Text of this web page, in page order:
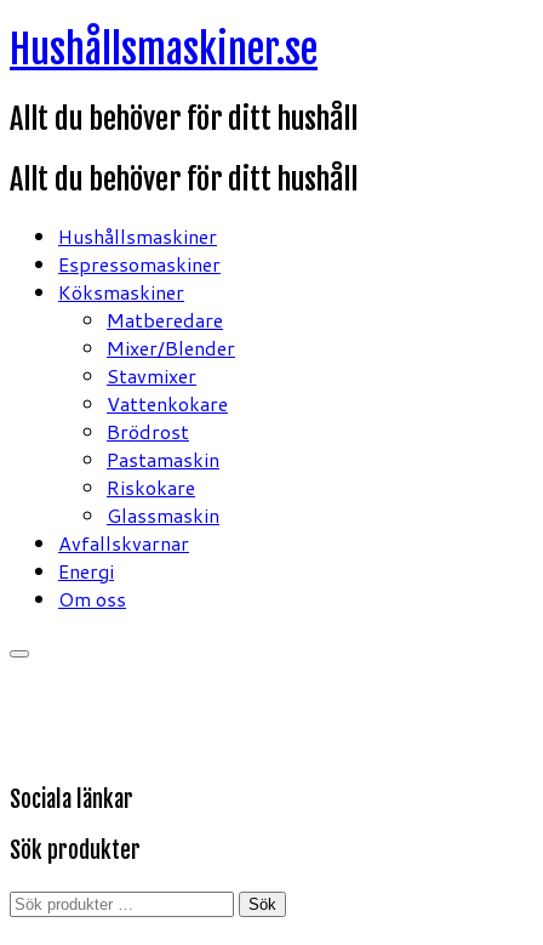
Hoppa
till
Hushållsmaskiner.se
Allt du behöver för ditt hushåll
Allt du behöver för ditt hushåll
Hushållsmaskiner
Espressomaskiner
Köksmaskiner
Matberedare
Mixer/Blender
Stavmixer
Vattenkokare
Brödrost
Pastamaskin
Riskokare
Glassmaskin
Avfallskvarnar
Energi
Om oss
Sociala länkar
Sök produkter
Sök
Sök